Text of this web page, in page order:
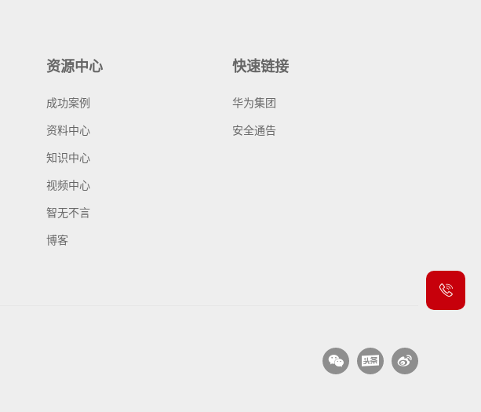
资源中心
成功案例
资料中心
知识中心
视频中心
智无不言
博客
快速链接
华为集团
安全通告